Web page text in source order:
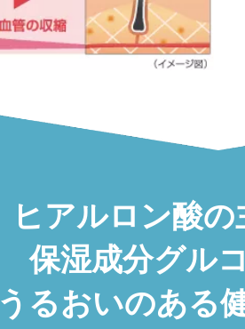
ヒアルロン酸
保湿成分グル
うるおいのある